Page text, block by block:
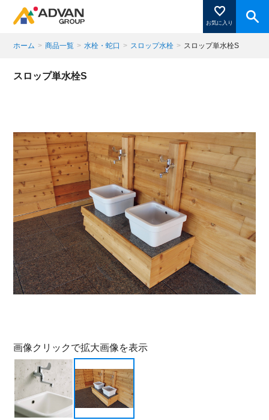
お気に入り
商品ページにある「お気に入り登録」を押すと登録した
閉じる
ホーム > 商品一覧 > 水栓・蛇口 > スロップ水栓 > スロップ単水栓S
スロップ単水栓S
画像クリックで拡大画像を表示